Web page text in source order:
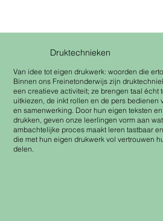
Druktechnieken
Van idee tot eigen drukwerk: woorden die
Binnen ons Freinetonderwijs zijn
een creatieve activiteit; ze brengen taal écht
uitkiezen, de inkt rollen en de pers bedienen
en samenwerking. Door hun eigen teksten
drukken, geven onze leerlingen vorm aan
ambachtelijke proces maakt leren tastbaar
die met hun eigen drukwerk vol vertrouwen
delen.